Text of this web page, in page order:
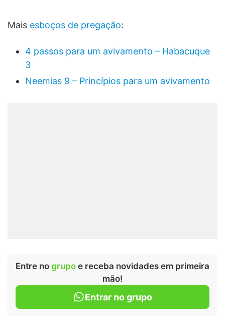
Mais esboços de pregação:
4 passos para um avivamento – Habacuque
3
Neemias 9 – Princípios para um avivamento
Entre no grupo e receba novidades em primeira
mão!
Entrar no grupo